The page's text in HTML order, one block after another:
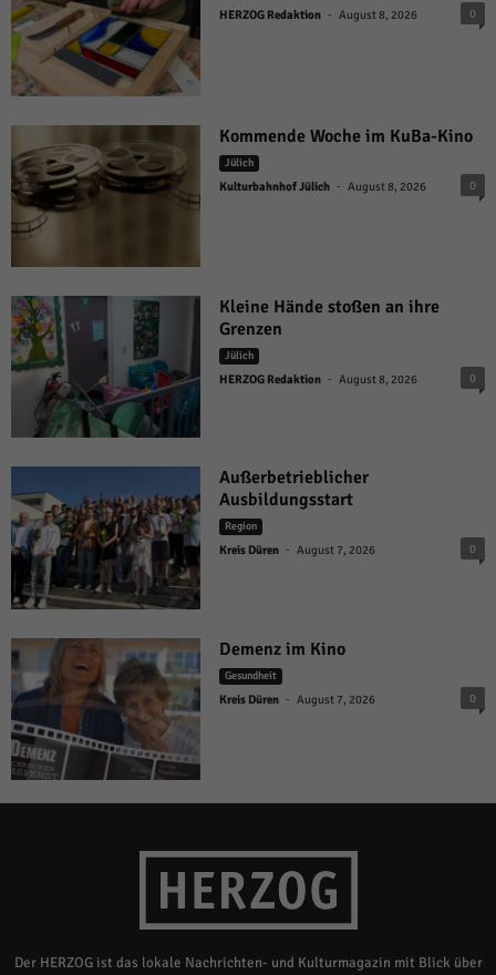
HERZOG Redaktion - August 8, 2026 0
Kommende Woche im KuBa-Kino
Jülich
Kulturbahnhof Jülich - August 8, 2026 0
Kleine Hände stoßen an ihre
Grenzen
Jülich
HERZOG Redaktion - August 8, 2026 0
Außerbetrieblicher
Ausbildungsstart
Region
Kreis Düren - August 7, 2026 0
Demenz im Kino
Gesundheit
Kreis Düren - August 7, 2026 0
Der HERZOG ist das lokale Nachrichten- und Kulturmagazin mit Blick über